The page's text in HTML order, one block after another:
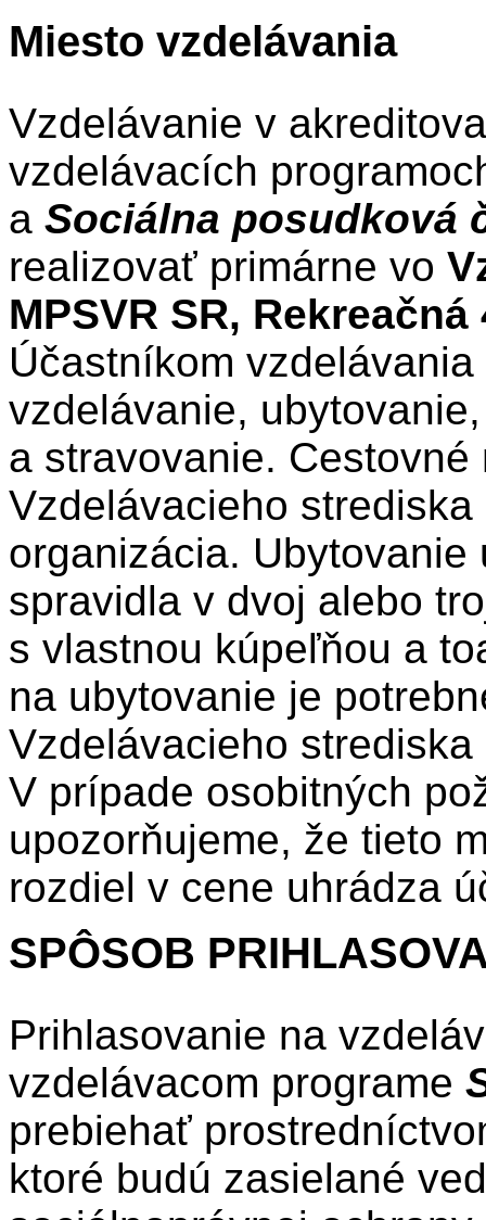
Miesto vzdelávania
Vzdelávanie v
vzdelávacích
a Sociálna posudková
realizovať primárne vo
MPSVR SR,
Účastníkom
vzdelávanie,
a stravovanie.
Vzdelávacieho
organizácia.
spravidla v dvoj alebo
s vlastnou kúpeľňou a
na ubytovanie je
Vzdelávacieho strediska
V prípade osobitných
upozorňujeme, že tieto
rozdiel v cene
SPÔSOB
Prihlasovanie na
vzdelávacom programe
prebiehať
ktoré budú zasielané